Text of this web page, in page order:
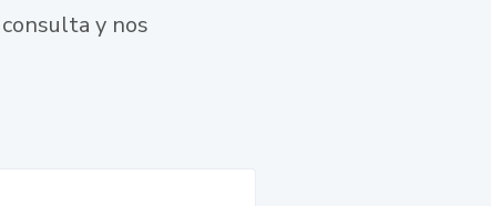
y nos